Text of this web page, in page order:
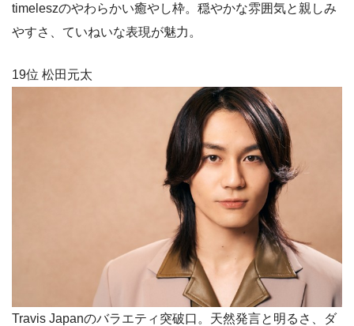
timeleszのやわらかい癒やし枠。穏やかな雰囲気と親しみ
やすさ、ていねいな表現が魅力。
19位 松田元太
Travis Japanのバラエティ突破口。天然発言と明るさ、ダ